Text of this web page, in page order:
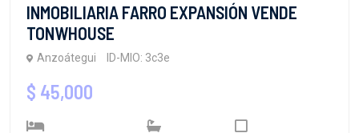
INMOBILIARIA FARRO EXPANSIÓN VENDE
TONWHOUSE
Anzoátegui ID-MIO: 3c3e
$ 45,000